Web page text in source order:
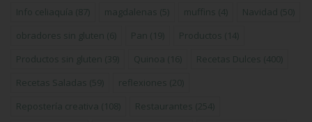
Info celiaquía (87) magdalenas (5) muffins (4) Navidad (50)
obradores sin gluten (6) Pan (19) Productos (14)
Productos sin gluten (39) Quinoa (16) Recetas Dulces (400)
Recetas Saladas (59) reflexiones (20)
Repostería creativa (108) Restaurantes (254)